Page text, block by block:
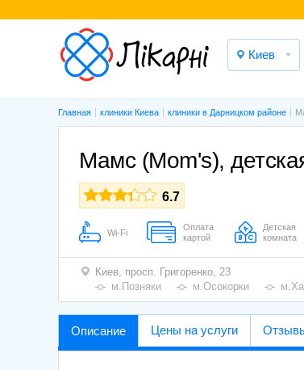
Киев
Главная клиники Киева клиники в Дарницком районе
Мамс (Mom's),
6.7
Wi-Fi
Оплата
картой
Детская
комната
Киев, просп. Григоренко, 23
м.Позняки
м.Осокорки
Описание Цены на услуги